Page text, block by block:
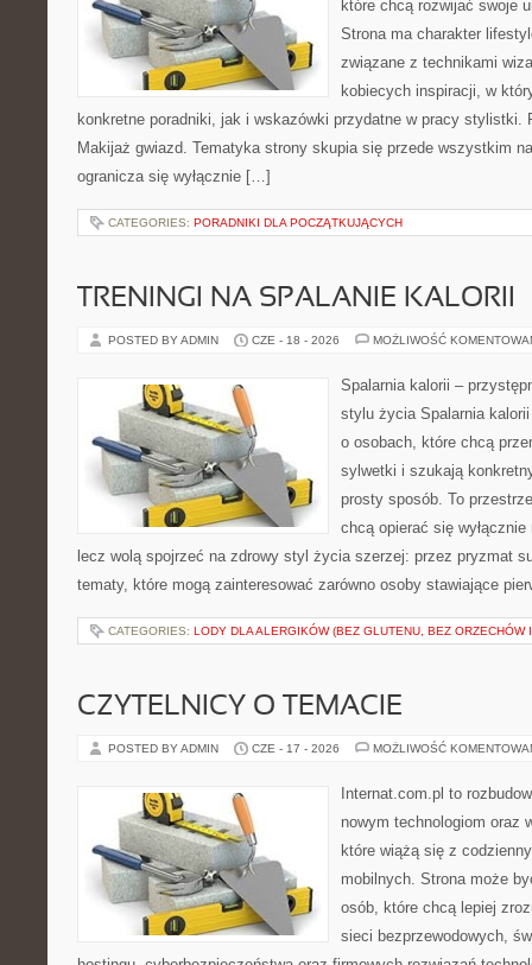
które chcą rozwijać swoje
Strona ma charakter
związane z technikami
kobiecych inspiracji, w
konkretne poradniki, jak i wskazówki przydatne w pracy stylistki.
Makijaż gwiazd. Tematyka strony skupia się przede wszystkim
ogranicza się wyłącznie […]
CATEGORIES: PORADNIKI DLA POCZĄTKUJĄCYCH
TRENINGI NA SPALANIE KALORII
POSTED BY ADMIN CZE - 18 - 2026 MOŻLIWOŚĆ
Spalarnia kalorii –
stylu życia Spalarnia
o osobach, które chcą
sylwetki i szukają
prosty sposób. To
chcą opierać się
lecz wolą spojrzeć na zdrowy styl życia szerzej: przez pryzmat
tematy, które mogą zainteresować zarówno osoby stawiające
CATEGORIES: LODY DLA ALERGIKÓW (BEZ GLUTENU, BEZ ORZECHÓW
CZYTELNICY O TEMACIE
POSTED BY ADMIN CZE - 17 - 2026 MOŻLIWOŚĆ
Internat.com.pl to
nowym technologiom oraz
które wiążą się z
mobilnych. Strona może
osób, które chcą lepiej
sieci bezprzewodowych,